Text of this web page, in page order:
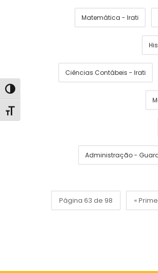
Alternar alto contraste
Alternar tamanho da fonte
Matemática - Irati
Ciências Contábeis - Irati
Administração -
Página 63 de 98 «